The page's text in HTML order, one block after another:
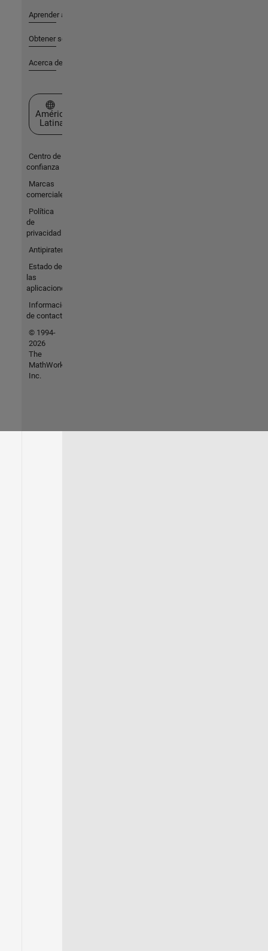
Aprender a utilizar
Obtener soporte
Acerca de MathWorks
Seleccione un país/idioma
América
Latina
Centro de
confianza
Marcas
comerciales
Política
de
privacidad
Antipiratería
Estado de
las
aplicaciones
Información
de contacto
© 1994-
2026
The
MathWorks,
Inc.